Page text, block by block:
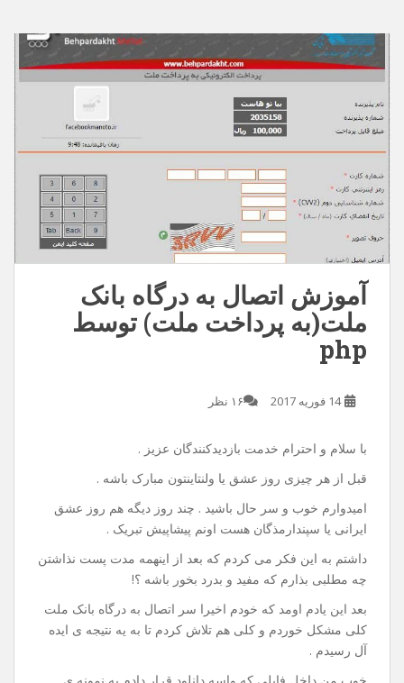
ملت(به پرداخت ملت) توسط
php
14 فوریه 2017 ۱۶ نظر
با سلام و احترام خدمت بازدیدکنندگان عزیز .
قبل از هر چیزی روز عشق یا ولنتاینتون مبارک باشه .
امیدوارم خوب و سر حال باشید . چند روز دیگه هم روز عشق
ایرانی یا سپندارمذگان هست اونم پیشاپیش تبریک .